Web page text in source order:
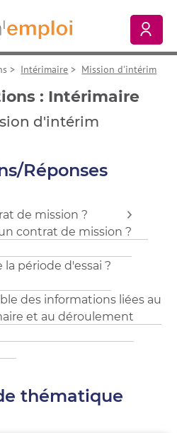
retour à l'accueil
> Intérimaire > Mission d'intérim
: Intérimaire
d'intérim
Réponses
de mission ?
contrat de mission ?
période d'essai ?
des informations liées au
et au déroulement
thématique